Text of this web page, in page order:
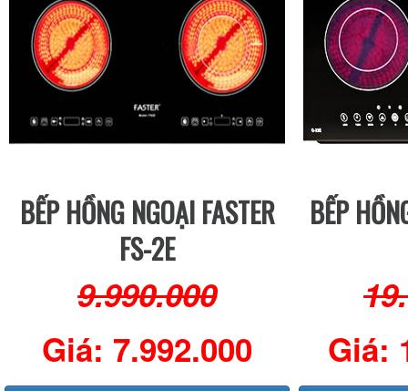
BẾP HỒNG NGOẠI FASTER
FS-2E
9.990.000
Giá: 7.992.000
BẾP
Giá: